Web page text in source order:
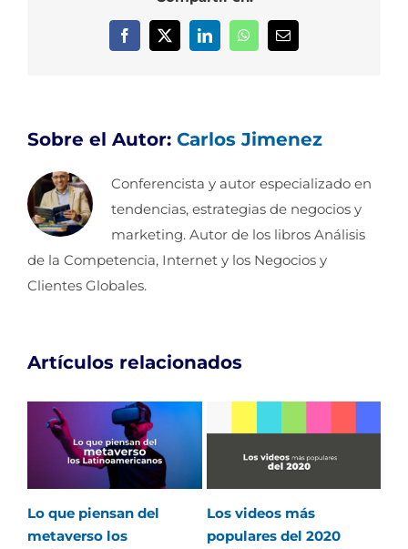
Facebook
X LinkedInWhatsAppCorreo
electrónico
Sobre el Autor: Carlos Jimenez
Conferencista y autor especializado en
tendencias, estrategias de negocios y
marketing. Autor de los libros Análisis
de la Competencia, Internet y los Negocios y
Clientes Globales.
Artículos relacionados
Lo que piensan del
metaverso los
Los videos más
populares del 2020